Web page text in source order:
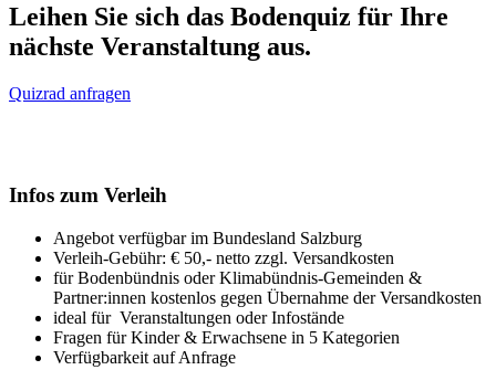
Leihen Sie sich das Bodenquiz für Ihre
nächste Veranstaltung aus.
Quizrad anfragen
Infos zum Verleih
Angebot verfügbar im Bundesland Salzburg
Verleih-Gebühr: € 50,- netto zzgl. Versandkosten
für Bodenbündnis oder Klimabündnis-Gemeinden &
Partner:innen kostenlos gegen Übernahme der Versandkosten
ideal für Veranstaltungen oder Infostände
Fragen für Kinder & Erwachsene in 5 Kategorien
Verfügbarkeit auf Anfrage